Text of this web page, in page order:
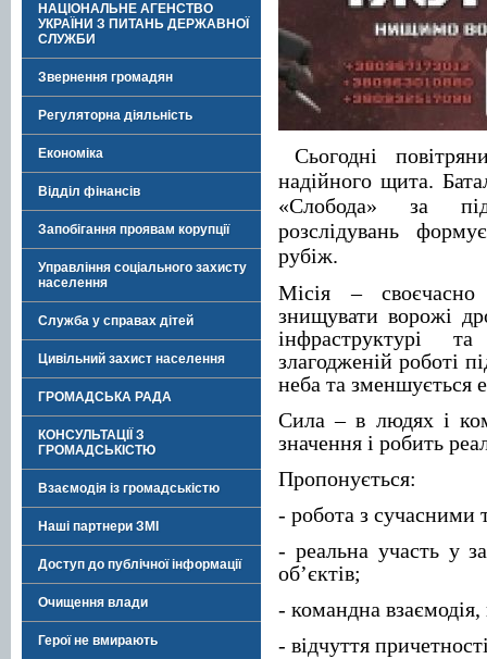
НАЦІОНАЛЬНЕ АГЕНСТВО
УКРАЇНИ З ПИТАНЬ ДЕРЖАВНОЇ
СЛУЖБИ
Звернення громадян
Регуляторна діяльність
Економіка
Відділ фінансів
Запобігання проявам корупції
Управління соціального захисту
населення
Служба у справах дітей
Цивільний захист населення
ГРОМАДСЬКА РАДА
КОНСУЛЬТАЦІЇ З
ГРОМАДСЬКІСТЮ
Взаємодія із громадськістю
Наші партнери ЗМІ
Доступ до публічної інформації
Очищення влади
Герої не вмирають
Сьогодні
надійного щита.
«Слобода» за
розслідувань
рубіж.
Місія – своєчасно
знищувати ворожі
інфраструктурі
злагодженій роботі
неба та зменшується
Сила – в людях і
значення і робить
Пропонується:
- робота з сучасними
- реальна участь у
об’єктів;
- командна
- відчуття